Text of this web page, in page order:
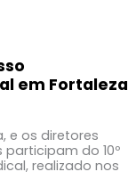
em Fortaleza
e os diretores
do 10º
realizado nos